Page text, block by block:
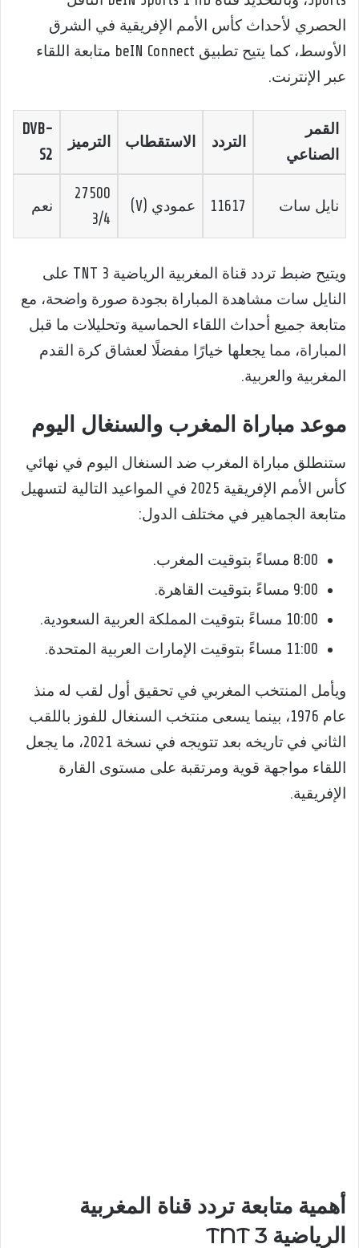
الحصري لأحداث كأس الأمم الإفريقية في الشرق
الأوسط، كما يتيح تطبيق beIN Connect متابعة اللقاء
عبر الإنترنت.
القمر
الصناعي
التردد الاستقطاب الترميز
DVB-
S2
نايل سات 11617 عمودي (V)
27500
3/4
نعم
ويتيح ضبط تردد قناة المغربية الرياضية 3 TNT على
النايل سات مشاهدة المباراة بجودة صورة واضحة، مع
متابعة جميع أحداث اللقاء الحماسية وتحليلات ما قبل
المباراة، مما يجعلها خيارًا مفضلًا لعشاق كرة القدم
المغربية والعربية.
موعد مباراة المغرب والسنغال اليوم
ستنطلق مباراة المغرب ضد السنغال اليوم في نهائي
كأس الأمم الإفريقية 2025 في المواعيد التالية لتسهيل
متابعة الجماهير في مختلف الدول:
8:00 مساءً بتوقيت المغرب.
9:00 مساءً بتوقيت القاهرة.
10:00 مساءً بتوقيت المملكة العربية السعودية.
11:00 مساءً بتوقيت الإمارات العربية المتحدة.
ويأمل المنتخب المغربي في تحقيق أول لقب له منذ
عام 1976، بينما يسعى منتخب السنغال للفوز باللقب
الثاني في تاريخه بعد تتويجه في نسخة 2021، ما يجعل
اللقاء مواجهة قوية ومرتقبة على مستوى القارة
الإفريقية.
أهمية متابعة تردد قناة المغربية
الرياضية 3 TNT